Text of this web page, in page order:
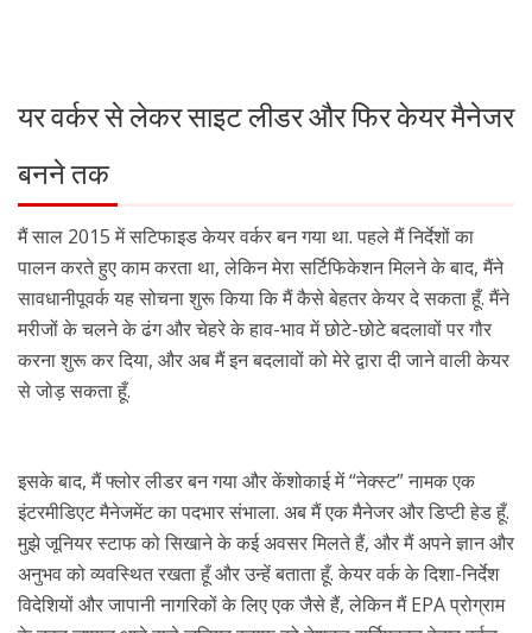
यर वर्कर से लेकर साइट लीडर और फिर केयर मैनेजर
बनने तक
मैं साल 2015 में सटिफाइड केयर वर्कर बन गया था. पहले मैं निर्देशों का
पालन करते हुए काम करता था, लेकिन मेरा सर्टिफिकेशन मिलने के बाद, मैंने
सावधानीपूवर्क यह सोचना शुरू किया कि मैं कैसे बेहतर केयर दे सकता हूँ. मैंने
मरीजों के चलने के ढंग और चेहरे के हाव-भाव में छोटे-छोटे बदलावों पर गौर
करना शुरू कर दिया, और अब मैं इन बदलावों को मेरे द्वारा दी जाने वाली केयर
से जोड़ सकता हूँ.
इसके बाद, मैं फ्लोर लीडर बन गया और केंशोकाई में “नेक्स्ट” नामक एक
इंटरमीडिएट मैनेजमेंट का पदभार संभाला. अब मैं एक मैनेजर और डिप्टी हेड हूँ.
मुझे जूनियर स्टाफ को सिखाने के कई अवसर मिलते हैं, और मैं अपने ज्ञान और
अनुभव को व्यवस्थित रखता हूँ और उन्हें बताता हूँ. केयर वर्क के दिशा-निर्देश
विदेशियों और जापानी नागरिकों के लिए एक जैसे हैं, लेकिन मैं EPA प्रोग्राम